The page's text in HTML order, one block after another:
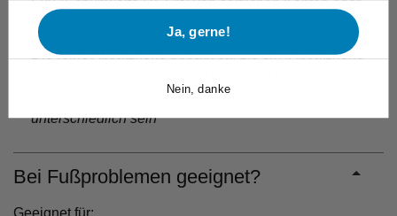
Fuß (Schuhweite H). Frei von seitlichen Kanten oder
Nähten.
Die reine Absatzhöhe beträgt ca. 1,5 cm (Absatzhöhe
Anzahl der Zentimeter könnte in anderen Größen
unterschiedlich sein
Bei Fußproblemen geeignet?
Geeignet für:
Ja, gerne!
Nein, danke